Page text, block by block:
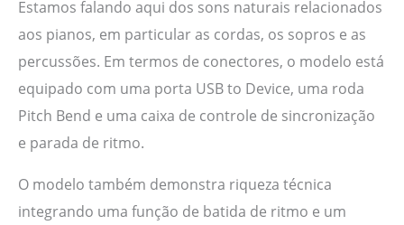
Estamos falando aqui dos sons naturais relacionados
aos pianos, em particular as cordas, os sopros e as
percussões. Em termos de conectores, o modelo está
equipado com uma porta USB to Device, uma roda
Pitch Bend e uma caixa de controle de sincronização
e parada de ritmo.
O modelo também demonstra riqueza técnica
integrando uma função de batida de ritmo e um